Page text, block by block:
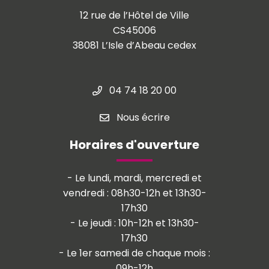
12 rue de l’Hôtel de Ville
CS45006
38081 L’Isle d’Abeau cedex
04 74 18 20 00
Nous écrire
Horaires d'ouverture
- Le lundi, mardi, mercredi et
vendredi : 08h30-12h et 13h30-
17h30
- Le jeudi : 10h-12h et 13h30-
17h30
- Le 1er samedi de chaque mois :